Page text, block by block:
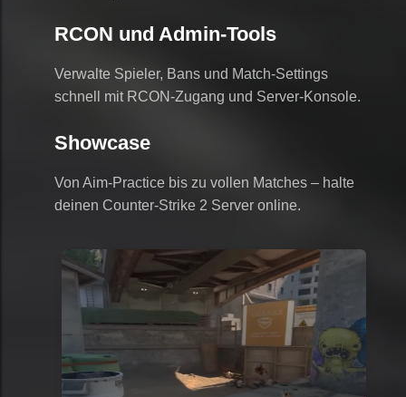
RCON und Admin-Tools
Verwalte Spieler, Bans und Match-Settings
schnell mit RCON-Zugang und Server-Konsole.
Showcase
Von Aim-Practice bis zu vollen Matches – halte
deinen Counter-Strike 2 Server online.